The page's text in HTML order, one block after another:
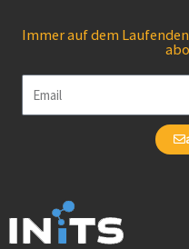
Immer auf dem